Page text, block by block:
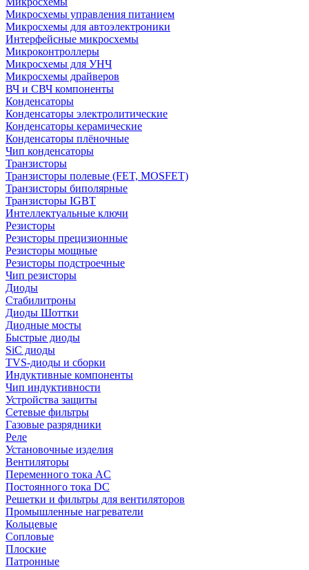
Микросхемы управления питанием
Микросхемы для автоэлектроники
Интерфейсные микросхемы
Микроконтроллеры
Микросхемы для УНЧ
Микросхемы драйверов
ВЧ и СВЧ компоненты
Конденсаторы
Конденсаторы электролитические
Конденсаторы керамические
Конденсаторы плёночные
Чип конденсаторы
Транзисторы
Транзисторы полевые (FET, MOSFET)
Транзисторы биполярные
Транзисторы IGBT
Интеллектуальные ключи
Резисторы
Резисторы прецизионные
Резисторы мощные
Резисторы подстроечные
Чип резисторы
Диоды
Стабилитроны
Диоды Шоттки
Диодные мосты
Быстрые диоды
SiC диоды
TVS-диоды и сборки
Индуктивные компоненты
Чип индуктивности
Устройства защиты
Сетевые фильтры
Газовые разрядники
Реле
Установочные изделия
Вентиляторы
Переменного тока AC
Постоянного тока DC
Решетки и фильтры для вентиляторов
Промышленные нагреватели
Кольцевые
Сопловые
Плоские
Патронные